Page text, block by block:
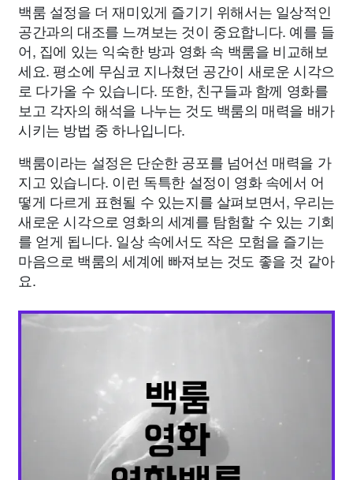
백룸 설정을 더 재미있게 즐기기 위해서는 일상적인
공간과의 대조를 느껴보는 것이 중요합니다. 예를 들
어, 집에 있는 익숙한 방과 영화 속 백룸을 비교해보
세요. 평소에 무심코 지나쳤던 공간이 새로운 시각으
로 다가올 수 있습니다. 또한, 친구들과 함께 영화를
보고 각자의 해석을 나누는 것도 백룸의 매력을 배가
시키는 방법 중 하나입니다.
백룸이라는 설정은 단순한 공포를 넘어선 매력을 가
지고 있습니다. 이런 독특한 설정이 영화 속에서 어
떻게 다르게 표현될 수 있는지를 살펴보면서, 우리는
새로운 시각으로 영화의 세계를 탐험할 수 있는 기회
를 얻게 됩니다. 일상 속에서도 작은 모험을 즐기는
마음으로 백룸의 세계에 빠져보는 것도 좋을 것 같아
요.